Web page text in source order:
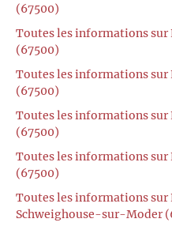
(67500)
Toutes les informations sur
(67500)
Toutes les informations sur
(67500)
Toutes les informations sur
(67500)
Toutes les informations sur
(67500)
Toutes les informations sur
Schweighouse-sur-Moder